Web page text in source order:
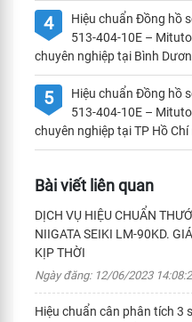
4
Hiệu chuẩn Đồng hồ
513-404-10E –
chuyên nghiệp tại Bình
5
Hiệu chuẩn Đồng hồ
513-404-10E –
chuyên nghiệp tại TP Hồ Chí
Bài viết liên quan
DỊCH VỤ HIỆU CHUẨN
NIIGATA SEIKI LM-90KD.
KỊP THỜI
Ngày đăng: 12/06/2023
Hiệu chuẩn cân phân tích 3